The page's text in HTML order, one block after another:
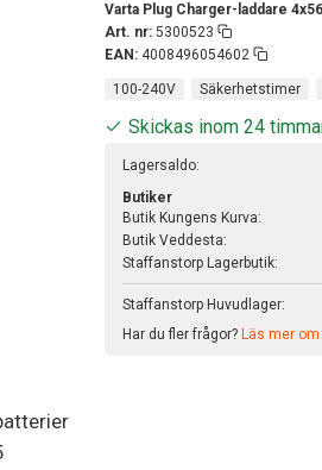
Varta Plug Charger-laddare
Art. nr: 5300523
EAN: 4008496054602
100-240V Säkerhetstimer
Skickas inom 24
Lagersaldo:
Butiker
Butik Kungens Kurva:
Butik Veddesta:
Staffanstorp Lagerbutik:
Staffanstorp Huvudlager:
Har du fler frågor? Läs mer